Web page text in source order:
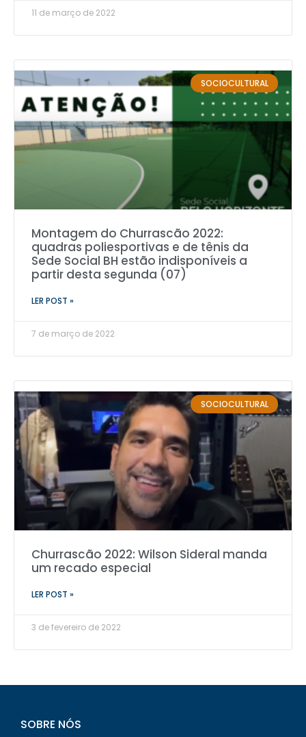
11 de março de 2022
SOCIOCULTURAL
Montagem do Churrascão 2022:
quadras poliesportivas e de tênis da
Sede Social BH estão indisponíveis a
partir desta segunda (07)
LER POST »
7 de março de 2022
SOCIOCULTURAL
Churrascão 2022: Wilson Sideral manda
um recado especial
LER POST »
3 de fevereiro de 2022
SOBRE NÓS